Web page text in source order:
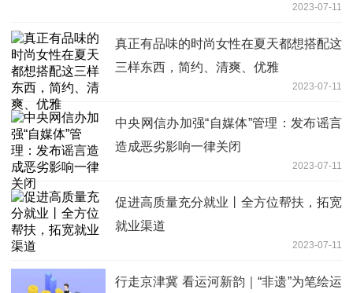
2023-07-11
真正有品味的时尚女性在夏天都想搭配这
三样东西，简约、清爽、优雅
2023-07-11
中央网信办加强“自媒体”管理：发布谣言
造成恶劣影响一律关闭
2023-07-11
促进高质量充分就业丨全方位帮扶，拓宽
就业渠道
2023-07-11
行走京津冀 看运河新韵｜“非遗”为笔绘运